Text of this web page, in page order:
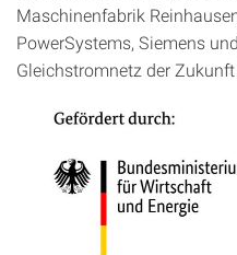
Maschinenfabrik
PowerSystems, Siemens
Gleichstromnetz der Zukunft